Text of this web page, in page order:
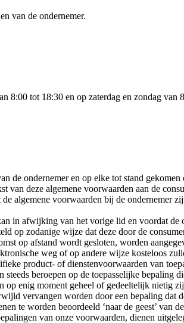
van de ondernemer.
8:00 tot 18:30 en op zaterdag en zondag van
de ondernemer en op elke tot stand
van deze algemene voorwaarden aan de
algemene voorwaarden bij de
in afwijking van het vorige lid en voordat
op zodanige wijze dat deze door de
op afstand wordt gesloten, worden
weg of op andere wijze kosteloos
product- of dienstenvoorwaarden van
beroepen op de toepasselijke bepaling
op enig moment geheel of gedeeltelijk
vervangen worden door een bepaling dat
te worden beoordeeld ‘naar de geest’ van
van onze voorwaarden, dienen